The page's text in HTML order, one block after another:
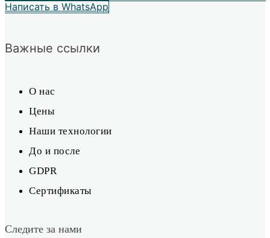
Написать в WhatsApp
Важные ссылки
О нас
Цены
Наши технологии
До и после
GDPR
Сертификаты
Следите за нами